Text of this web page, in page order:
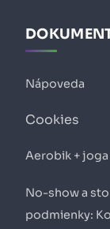
Nápoveda
Cookies
Aerobik + joga
No-show a
podmienky: